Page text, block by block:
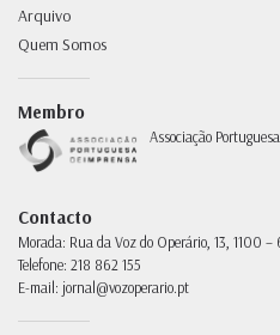
Arquivo
Quem Somos
Membro
Associação
Contacto
Morada: Rua da Voz do Operário, 13, 1100 –
Telefone: 218 862 155
E-mail: jornal@vozoperario.pt